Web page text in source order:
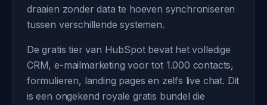
draaien zonder data te hoeven synchroniseren
tussen verschillende systemen.
De gratis tier van HubSpot bevat het volledige
CRM, e-mailmarketing voor tot 1.000 contacts,
formulieren, landing pages en zelfs live chat. Dit
is een ongekend royale gratis bundel die